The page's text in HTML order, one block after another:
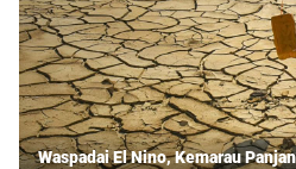
Waspadai El Nino, Kemarau